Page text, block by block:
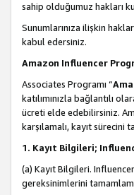
sahip olduğumuz hakları
Sunumlarınıza ilişkin
kabul edersiniz.
Amazon Influencer
Associates Programı “
katılımınızla bağlantılı
ücreti elde edebilirsiniz.
karşılamalı, kayıt sürecini
1. Kayıt Bilgileri;
(a) Kayıt Bilgileri.
gereksinimlerini